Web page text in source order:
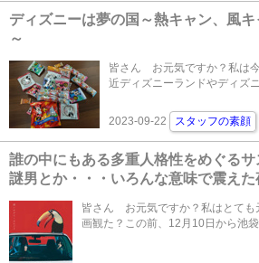
ディズニーは夢の国～熱キャン、風
～
皆さん お元気ですか？私は
近ディズニーランドやディズ
2023-09-22 スタッフの素顔
誰の中にもある多重人格性をめぐる
謎男とか・・・いろんな意味で震えた
皆さん お元気ですか？私はとても
画観た？この前、12月10日から池